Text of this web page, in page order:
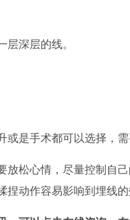
层深层的线。
或是手术都可以选择，
放松心情，尽量控制自
捏动作容易影响到 埋线的